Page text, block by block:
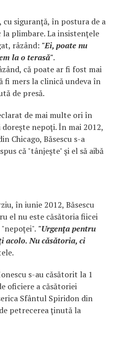
cu siguranţă, în postura de a
plimbare. La insistenţele
râzând: "Ei, poate nu
la o terasă".
că poate ar fi fost mai
fi mers la clinică undeva în
de presă.
de mai multe ori în
nepoţi. În mai 2012,
Chicago, Băsescu s-a
că "tânjeşte" şi el să aibă
în iunie 2012, Băsescu
el nu este căsătoria fiicei
"nepoţei". "Urgenţa pentru
acolo. Nu căsătoria, ci
s-au căsătorit la 1
oficiere a căsătoriei
Sfântul Spiridon din
petrecerea ţinută la